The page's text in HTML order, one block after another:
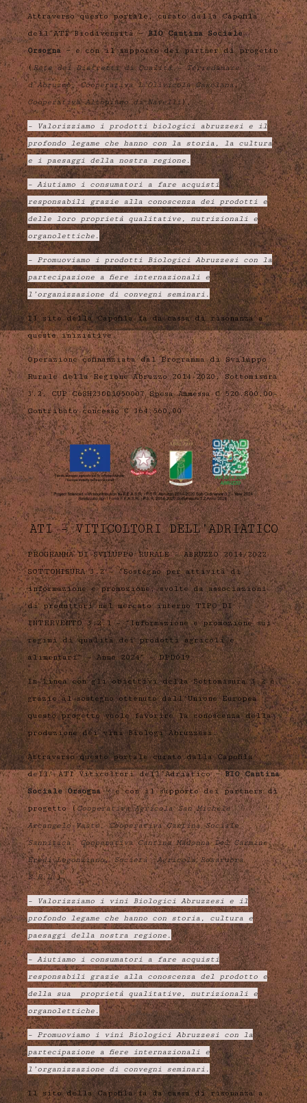
Attraverso questo portale, curato dalla Capofila
dell’ATI Biodiversità —BIO Cantina Sociale
Orsogna — e con il supporto dei partner di progetto
(Rete dei Distretti di Qualità – Terredamare
d’Abruzzo,Cooperativa L’Olivicola Casolana,
Cooperativa Altopiano di Navelli),
– Valorizziamo i prodotti biologici abruzzesi e il
profondo legame che hanno con la storia, la cultura
e i paesaggi della nostra regione.
– Aiutiamo i consumatori a fare acquisti
responsabili grazie alla conoscenza dei prodotti e
delle loro proprietà qualitative, nutrizionali e
organolettiche.
– Promuoviamo i prodotti Biologici Abruzzesi con la
partecipazione a fiere internazionali e
l’organizzazione di convegni seminari.
Il sito della Capofila fa da cassa di risonanza a
queste iniziative.
Operazione cofinanziata dal Programma di Sviluppo
Rurale della Regione Abruzzo 2014-2020, Sottomisura
3.2, CUP C68H23001050007 Spesa Ammessa € 520.800,00–
Contributo concesso € 364.560,00
ATI – VITICOLTORI DELL’ADRIATICO
PROGRAMMA DI SVILUPPO RURALE – ABRUZZO 2014/2022
SOTTOMISURA 3.2 – “Sostegno per attività di
informazione e promozione, svolte da associazioni
di produttori nel mercato interno TIPO DI
INTERVENTO 3.2.1 – “Informazione e promozione sui
regimi di qualità dei prodotti agricoli e
alimentari” – Anno 2024” – DPD019
In linea con gli obiettivi della Sottomisura 3.2 e
grazie al sostegno ottenuto dall’Unione Europea
questo progetto vuole favorire la conoscenza della
produzione dei vini Biologi Abruzzesi.
Attraverso questo portale curato dalla Capofila
dell’ ATI Viticoltori dell’Adriatico —BIO Cantina
Sociale Orsogna— e con il supporto dei partners di
progetto (Cooperativa Agricola San Michele
Arcangelo-Vasto, Cooperativa Cantina Sociale
Sannitica, Cooperativa Cantina Madonna Del Carmine
Eredi Legonziano, Società Agricola Rosarubra
S.R.L.),
– Valorizziamo i vini Biologici Abruzzesi e il
profondo legame che hanno con storia, cultura e
paesaggi della nostra regione.
– Aiutiamo i consumatori a fare acquisti
responsabili grazie alla conoscenza del prodotto e
della sua proprietà qualitative, nutrizionali e
organolettiche.
– Promuoviamo i vini Biologici Abruzzesi con la
partecipazione a fiere internazionali e
l’organizzazione di convegni seminari.
Il sito della Capofila fa da cassa di risonanza a